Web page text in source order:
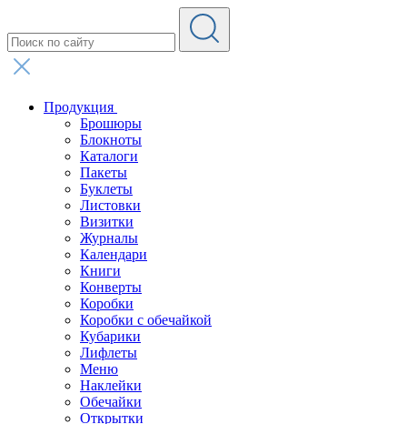
Продукция
Брошюры
Блокноты
Каталоги
Пакеты
Буклеты
Листовки
Визитки
Журналы
Календари
Книги
Конверты
Коробки
Коробки с обечайкой
Кубарики
Лифлеты
Меню
Наклейки
Обечайки
Открытки